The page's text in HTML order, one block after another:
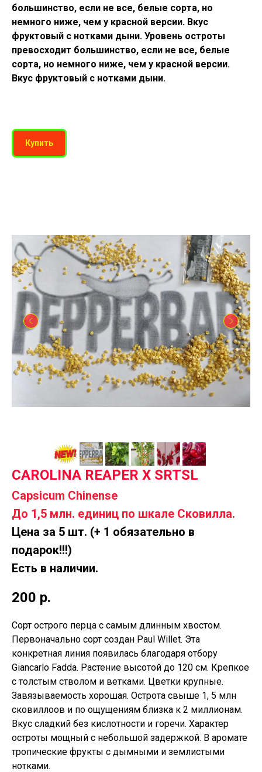
большинство, если не все, белые сорта, но
немного ниже, чем у красной версии. Вкус
фруктовый с нотками дыни. Уровень остроты
превосходит большинство, если не все, белые
сорта, но немного ниже, чем у красной версии.
Вкус фруктовый с нотками дыни.
Купить
CAROLINA REAPER X SRTSL
Capsicum Chinense
До 1,5 млн. единиц по шкале Сковилла.
Цена за 5 шт. (+ 1 обязательно в
подарок!!!)
Есть в наличии.
200 р.
Сорт острого перца с самым длинным хвостом.
Первоначально сорт создан Paul Willet. Эта
конкретная линия появилась благодаря отбору
Giancarlo Fadda. Растение высотой до 120 см. Крепкое
с толстым стволом и ветками. Цветки крупные.
Завязываемость хорошая. Острота свыше 1, 5 млн
сковиллоов и по ощущениям близка к 2 миллионам.
Вкус сладкий без кислотности и горечи. Характер
остроты мощный с небольшой задержкой. В аромате
тропические фрукты с дымными и землистыми
нотками.